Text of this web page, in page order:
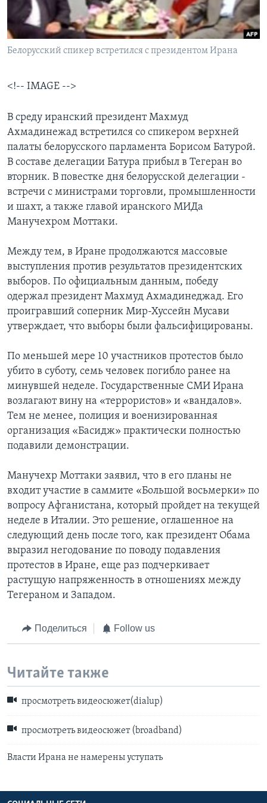
Learning English
СОЦИАЛЬНЫЕ СЕТИ
Белорусский спикер встретился с президентом Ирана
<!-- IMAGE -->
В среду иранский президент Махмуд
Ахмадинежад встретился со спикером верхней
палаты белорусского парламента Борисом Батурой.
В составе делегации Батура прибыл в Тегеран во
вторник. В повестке дня белорусской делегации -
встречи с министрами торговли, промышленности
и шахт, а также главой иранского МИДа
Манучехром Моттаки.
Между тем, в Иране продолжаются массовые
выступления против результатов президентских
выборов. По официальным данным, победу
одержал президент Махмуд Ахмадинеджад. Его
проигравший соперник Мир-Хуссейн Мусави
утверждает, что выборы были фальсифицированы.
По меньшей мере 10 участников протестов было
убито в суботу, семь человек погибло ранее на
минувшей неделе. Государственные СМИ Ирана
возлагают вину на «террористов» и «вандалов».
Тем не менее, полиция и военизированная
организация «Басидж» практически полностью
подавили демонстрации.
Манучехр Моттаки заявил, что в его планы не
входит участие в саммите «Большой восьмерки» по
вопросу Афганистана, который пройдет на текущей
неделе в Италии. Это решение, оглашенное на
следующий день после того, как президент Обама
выразил негодование по поводу подавления
протестов в Иране, еще раз подчеркивает
растущую напряженность в отношениях между
Тегераном и Западом.
Поделиться Follow us
Читайте также
просмотреть видеосюжет(dialup)
просмотреть видеосюжет (broadband)
Власти Ирана не намерены уступать